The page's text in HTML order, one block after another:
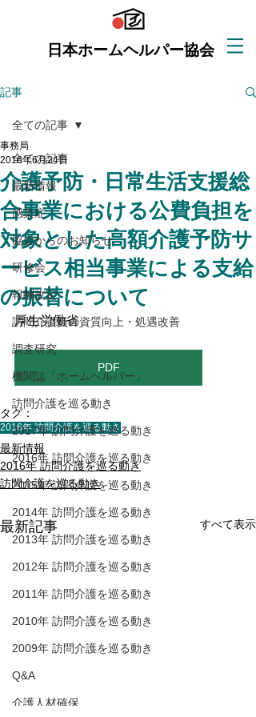
日本ホームヘルパー協会
記事
全ての記事
最新情報
感染症
協会からのお知らせ
研修会
報酬改定
訪問介護員の資質向上・処遇改善
調査研究
機関誌「ホームヘルパー」
訪問介護を巡る動き
2017年 訪問介護を巡る動き
2016年 訪問介護を巡る動き
2015年 訪問介護を巡る動き
2014年 訪問介護を巡る動き
2013年 訪問介護を巡る動き
2012年 訪問介護を巡る動き
2011年 訪問介護を巡る動き
2010年 訪問介護を巡る動き
2009年 訪問介護を巡る動き
Q&A
介護人材確保
全ての記事
介護予防・日常生活支援総
合事業における公費負担を
対象とした高額介護予防サ
ービス相当事業による支給
の振替について
事務局
2016年6月24日
厚生労働省
PDF
タグ：
2016年 訪問介護を巡る動き
最新情報
2016年 訪問介護を巡る動き
訪問介護を巡る動き
最新記事 すべて表示